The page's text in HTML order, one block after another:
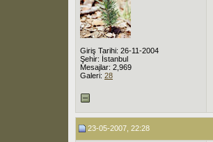
Giriş Tarihi: 26-11-2004
Şehir: İstanbul
Mesajlar: 2,969
Galeri: 28
23-05-2007, 22:28